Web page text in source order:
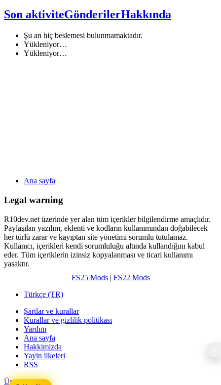
Son aktiviteGönderilerHakkında
Şu an hiç beslemesi bulunmamaktadır.
Yükleniyor…
Yükleniyor…
Ana sayfa
Legal warning
R10dev.net üzerinde yer alan tüm içerikler bilgilendirme amaçlıdır.
Paylaşılan yazılım, eklenti ve kodların kullanımından doğabilecek
her türlü zarar ve kayıptan site yönetimi sorumlu tutulamaz.
Kullanıcı, içerikleri kendi sorumluluğu altında kullandığını kabul
eder. Tüm içeriklerin izinsiz kopyalanması ve ticari kullanımı
yasaktır.
FS25 Mods| FS22 Mods
Türkçe (TR)
Şartlar ve kurallar
Kurallar ve gizlilik politikası
Yardım
Ana sayfa
Hakkimizda
Yayin ilkeleri
RSS
Üst